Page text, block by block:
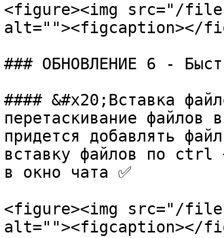
<figure><img src="/
alt=""><figcaption></
### ОБНОВЛЕНИЕ 6 -
#### &#x20;Вставка
перетаскивание
придется добавлять
вставку файлов по ctrl
в окно чата ✅
<figure><img src="/files/
alt=""><figcaption></